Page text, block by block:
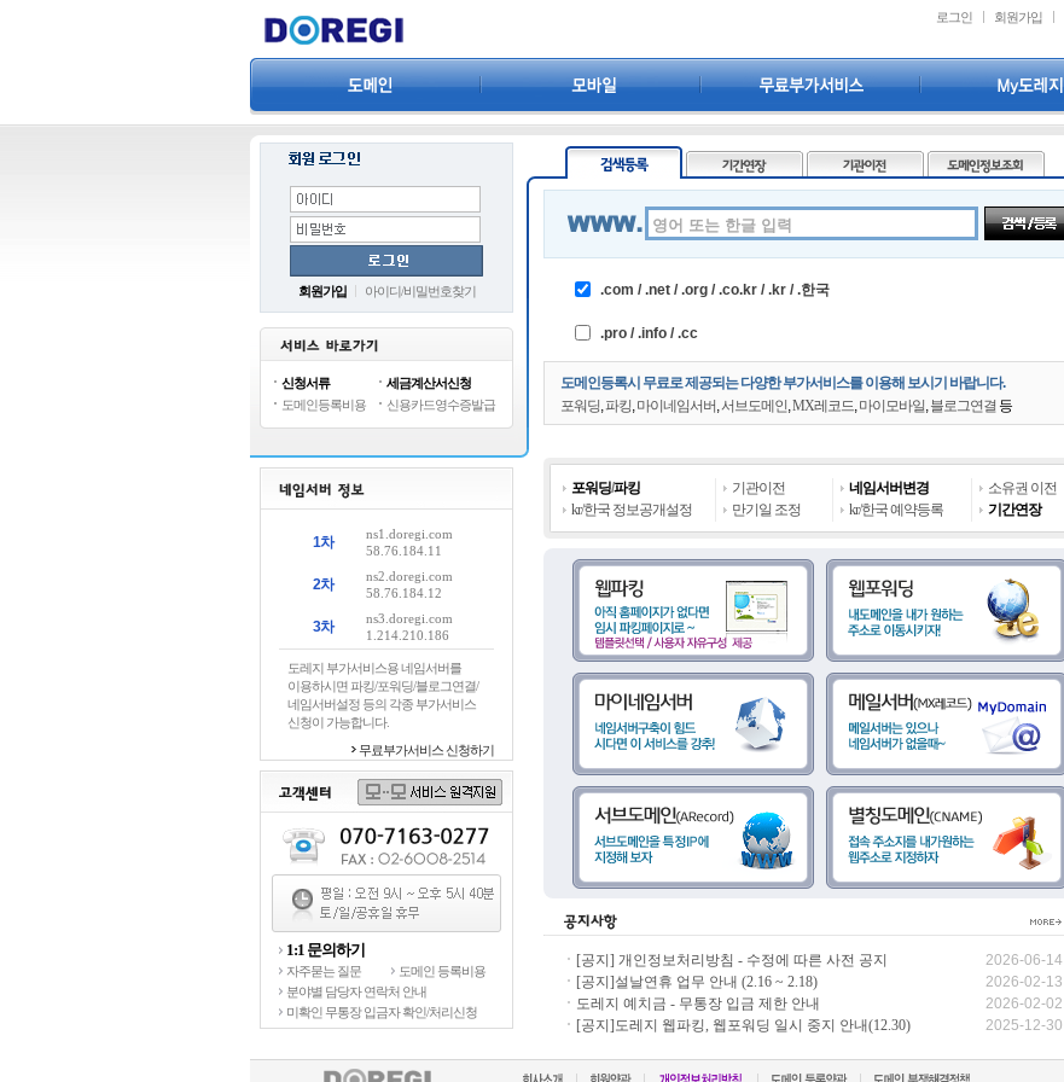
로그인 회원가입
네임서버관리
도메인정보조회
삭제예정도메인
회원가입 아이디/비밀번호찾기
신청서류
세금계산서신청
도메인등록비용
신용카드영수증발급
.com / .net / .org / .co.kr / .kr / .한국
.pro / .info / .cc
도메인등록시 무료로 제공되는 다양한 부가서비스를 이용해 보시기 바랍니다.
포워딩,파킹,마이네임서버,서브도메인,MX레코드,마이모바일,블로그연결 등
1차
ns1.doregi.com
58.76.184.11
2차
ns2.doregi.com
58.76.184.12
3차
ns3.doregi.com
1.214.210.186
도레지 부가서비스용 네임서버를
이용하시면 파킹/포워딩/블로그연결/
네임서버설정 등의 각종 부가서비스
신청이 가능합니다.
무료부가서비스 신청하기
1:1 문의하기
자주묻는 질문
도메인 등록비용
분야별 담당자 연락처 안내
미확인 무통장 입금자 확인/처리신청
포워딩/파킹
kr/한국 정보공개설정
기관이전
만기일 조정
네임서버변경
kr/한국 예약등록
소유권 이전
기간연장
[공지] 개인정보처리방침 - 수정에 따른 사전 공지
2026-06-14
[공지]설날연휴 업무 안내 (2.16 ~ 2.18)
2026-02-13
도레지 예치금 - 무통장 입금 제한 안내
2026-02-02
[공지]도레지 웹파킹, 웹포워딩 일시 중지 안내(12.30)
2025-12-30